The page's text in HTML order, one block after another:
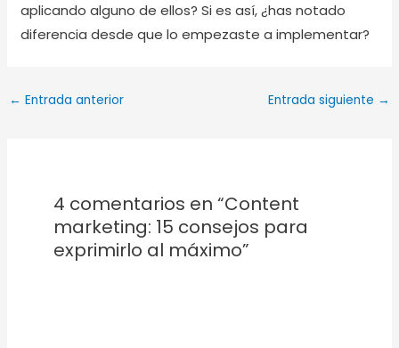
aplicando alguno de ellos? Si es así, ¿has notado
diferencia desde que lo empezaste a implementar?
← Entrada anterior Entrada siguiente →
4 comentarios en “Content
marketing: 15 consejos para
exprimirlo al máximo”